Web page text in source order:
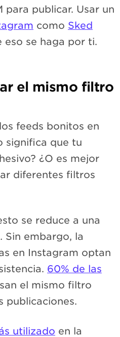
para publicar. Usar un
como Sked
eso se haga por ti.
el mismo filtro
feeds bonitos en
significa que tu
¿O es mejor
diferentes filtros
se reduce a una
Sin embargo, la
en Instagram optan
60% de las
el mismo filtro
publicaciones.
utilizado en la